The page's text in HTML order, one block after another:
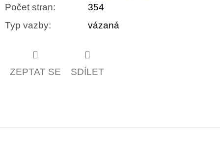
Počet stran:
354
Typ vazby: vázaná
ZEPTAT SE SDÍLET